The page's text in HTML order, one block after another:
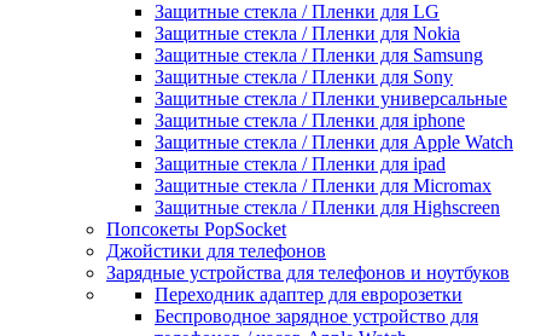
Защитные стекла / Пленки для LG
Защитные стекла / Пленки для Nokia
Защитные стекла / Пленки для Samsung
Защитные стекла / Пленки для Sony
Защитные стекла / Пленки универсальные
Защитные стекла / Пленки для iphone
Защитные стекла / Пленки для Apple Watch
Защитные стекла / Пленки для ipad
Защитные стекла / Пленки для Micromax
Защитные стекла / Пленки для Highscreen
Попсокеты PopSocket
Джойстики для телефонов
Зарядные устройства для телефонов и ноутбуков
Переходник адаптер для евророзетки
Беспроводное зарядное устройство для